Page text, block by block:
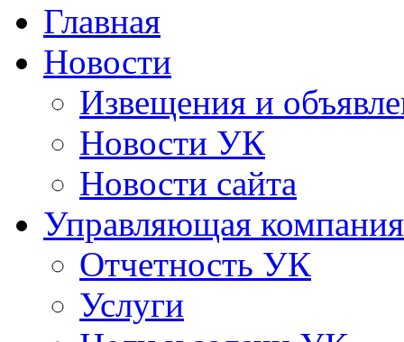
Главная
Новости
Извещения и
Новости УК
Новости сайта
Управляющая компания
Отчетность УК
Услуги